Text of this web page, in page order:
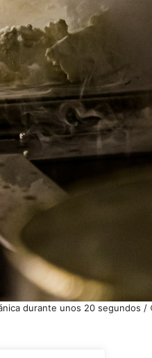
durante unos 20 segundos /